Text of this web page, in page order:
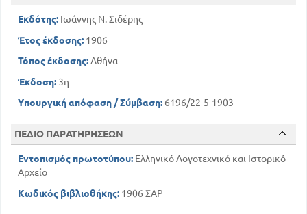
Εκδότης: Ιωάννης Ν. Σιδέρης
Έτος έκδοσης: 1906
Τόπος έκδοσης:Αθήνα
Έκδοση: 3η
Υπουργική απόφαση / Σύμβαση: 6196/22-5-1903
ΠΕΔΙΟ ΠΑΡΑΤΗΡΗΣΕΩΝ
Εντοπισμός πρωτοτύπου: Ελληνικό Λογοτεχνικό και Ιστορικό
Αρχείο
Κωδικός βιβλιοθήκης: 1906 ΣΑΡ